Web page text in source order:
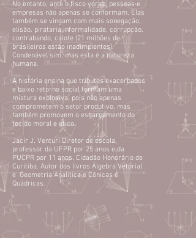
No entanto, ante o fisco voraz, pessoas e
empresas não apenas se conformam. Elas
também se vingam com mais sonegação,
elisão, pirataria,informalidade, corrupção,
contrabando, calote (21 milhões de
brasileiros estão inadimplentes).
Condenável sim, mas esta é a natureza
humana.
A história ensina que tributos exacerbados
e baixo retorno social formam uma
mistura explosiva, pois não apenas
comprometem o setor produtivo, mas
também promovem o esgarçamento do
tecido moral e ético.
Jacir J. Venturi Diretor de escola,
professor da UFPR por 25 anos e da
PUCPR por 11 anos. Cidadão Honorário de
Curitiba. Autor dos livros Álgebra Vetorial
e Geometria Analítica e Cônicas e
Quádricas.